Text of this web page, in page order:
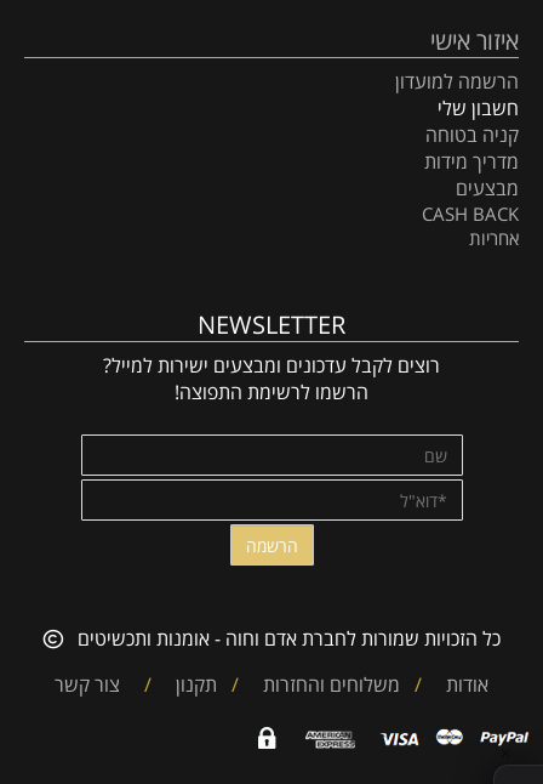
איזור אישי
הרשמה למועדון
חשבון שלי
קניה בטוחה
מדריך מידות
מבצעים
CASH BACK
אחריות
NEWSLETTER
רוצים לקבל עדכונים ומבצעים ישירות למייל?
הרשמו לרשימת התפוצה!
כל הזכויות שמורות לחברת אדם וחוה - אומנות ותכשיטים
אודות
/ משלוחים והחזרות / תקנון / צור קשר